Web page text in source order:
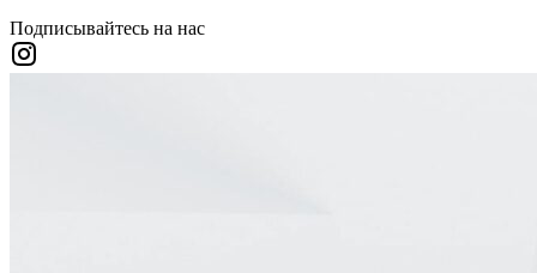
Подписывайтесь на нас